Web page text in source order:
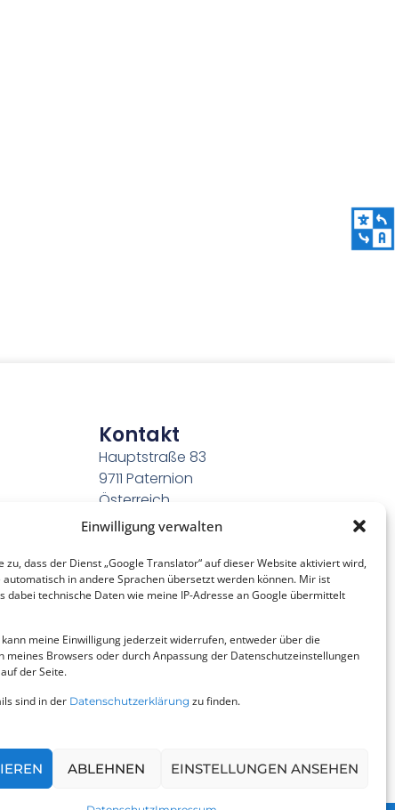
Einwilligung verwalten
zu, dass der Dienst „Google Translator“ auf dieser Website aktiviert wird,
in andere Sprachen übersetzt werden können. Mir ist
dabei technische Daten wie meine IP-Adresse an Google übermittelt
meine Einwilligung jederzeit widerrufen, entweder über die
meines Browsers oder durch Anpassung der Datenschutzeinstellungen
der Seite.
sind in der Datenschutzerklärung zu finden.
ABLEHNEN EINSTELLUNGEN ANSEHEN
KLAR
Kontakt
Hauptstraße 83
9711 Paternion
Österreich
kem@unteres-drautal.at
DI 08:00 – 11:00 Uhr